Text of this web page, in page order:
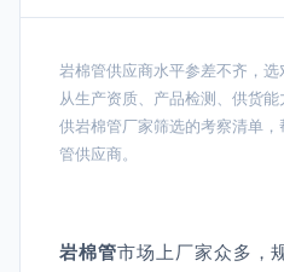
岩棉管供应商水平参差不齐，
从生产资质、产品检测、供货
供岩棉管厂家筛选的考察清单
管供应商。
岩棉管市场上厂家众多，